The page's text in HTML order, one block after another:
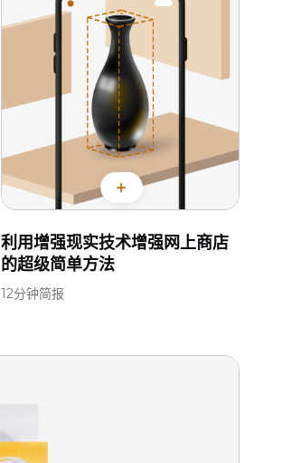
利用增强现实技术增强网上商店
的超级简单方法
12分钟简报